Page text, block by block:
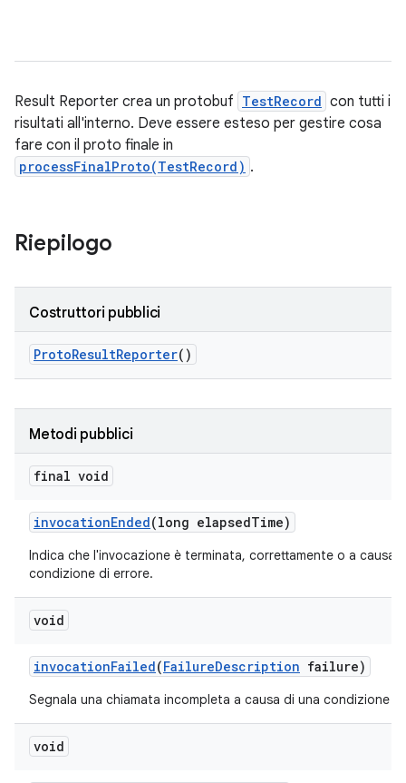
Result Reporter crea un protobuf TestRecord con tutti i
risultati all'interno. Deve essere esteso per gestire cosa
fare con il proto finale in
processFinalProto(TestRecord) .
Riepilogo
Costruttori pubblici
ProtoResultReporter()
Metodi pubblici
final void
invocationEnded(long elapsedTime)
Indica che l'invocazione è terminata, correttamente o a causa
condizione di errore.
void
invocationFailed(FailureDescription failure)
Segnala una chiamata incompleta a causa di una condizione
void